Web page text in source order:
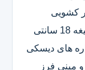
کشویی
کوچک و بزرک که فارسی برهای کشویی از تیغه 18 سانتی
اره های دیسکی
مینی فرز